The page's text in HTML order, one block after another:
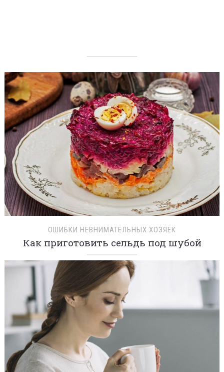
ОШИБКИ НЕВНИМАТЕЛЬНЫХ ХОЗЯЕК
Как приготовить сельдь под шубой